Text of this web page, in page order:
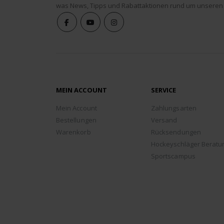
was News, Tipps und Rabattaktionen rund um
MEIN ACCOUNT
Mein Account
Bestellungen
Warenkorb
SERVICE
Zahlungsarten
Versand
Rücksendungen
Hockeyschläger
Sportscampus